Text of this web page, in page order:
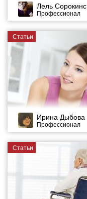
Лель Сорокинс
Профессионал
Статьи
Ирина Дыбова
Профессионал
Статьи